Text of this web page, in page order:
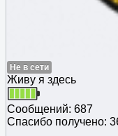
Не в сети
Живу я здесь
Сообщений: 687
Спасибо получено: